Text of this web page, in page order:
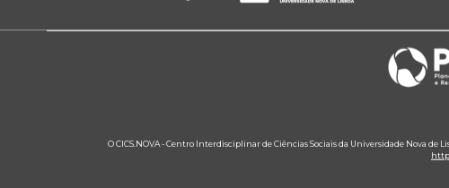
O CICS.NOVA - Centro Interdisciplinar de Ciências Sociais da Universidade Nova de